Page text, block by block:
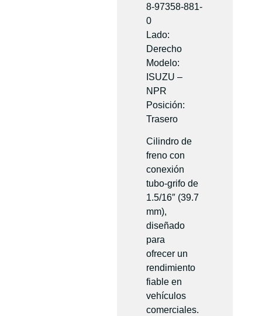
8-97358-881-
0
Lado:
Derecho
Modelo:
ISUZU –
NPR
Posición:
Trasero
Cilindro de
freno con
conexión
tubo-grifo de
1.5/16″ (39.7
mm),
diseñado
para
ofrecer un
rendimiento
fiable en
vehículos
comerciales.